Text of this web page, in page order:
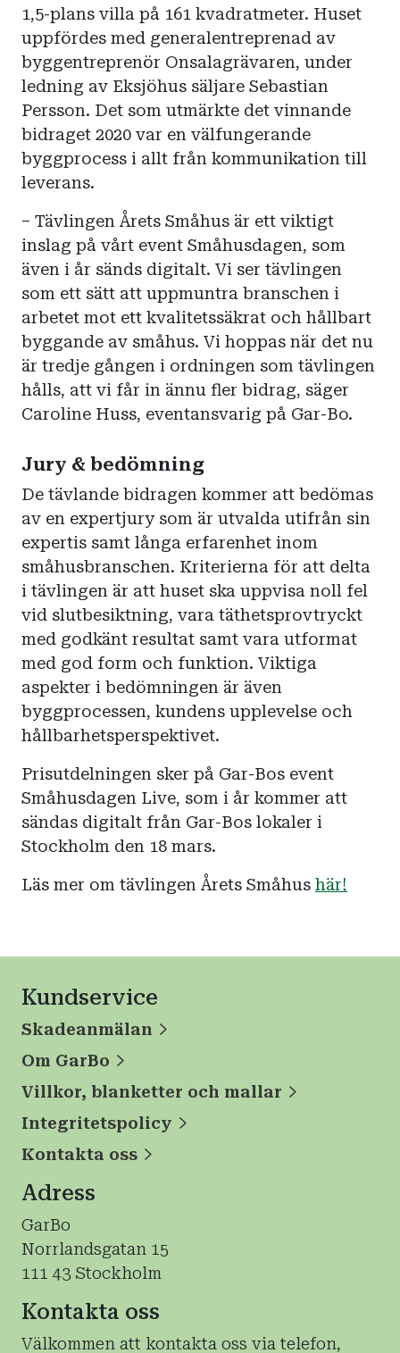
1,5-plans villa på 161 kvadratmeter. Huset
uppfördes med generalentreprenad av
byggentreprenör Onsalagrävaren, under
ledning av Eksjöhus säljare Sebastian
Persson. Det som utmärkte det vinnande
bidraget 2020 var en välfungerande
byggprocess i allt från kommunikation till
leverans.
– Tävlingen Årets Småhus är ett viktigt
inslag på vårt event Småhusdagen, som
även i år sänds digitalt. Vi ser tävlingen
som ett sätt att uppmuntra branschen i
arbetet mot ett kvalitetssäkrat och hållbart
byggande av småhus. Vi hoppas när det nu
är tredje gången i ordningen som tävlingen
hålls, att vi får in ännu fler bidrag, säger
Caroline Huss, eventansvarig på Gar-Bo.
Jury & bedömning
De tävlande bidragen kommer att bedömas
av en expertjury som är utvalda utifrån sin
expertis samt långa erfarenhet inom
småhusbranschen. Kriterierna för att delta
i tävlingen är att huset ska uppvisa noll fel
vid slutbesiktning, vara täthetsprovtryckt
med godkänt resultat samt vara utformat
med god form och funktion. Viktiga
aspekter i bedömningen är även
byggprocessen, kundens upplevelse och
hållbarhetsperspektivet.
Prisutdelningen sker på Gar-Bos event
Småhusdagen Live, som i år kommer att
sändas digitalt från Gar-Bos lokaler i
Stockholm den 18 mars.
Läs mer om tävlingen Årets Småhus här!
Kundservice
Skadeanmälan
Om GarBo
Villkor, blanketter och mallar
Integritetspolicy
Kontakta oss
Adress
GarBo
Norrlandsgatan 15
111 43 Stockholm
Kontakta oss
Välkommen att kontakta oss via telefon,